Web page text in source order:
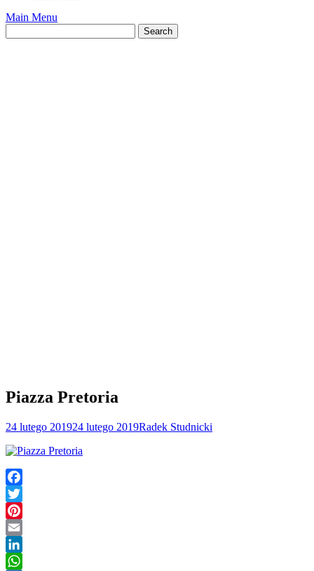
Main Menu
Piazza Pretoria
24 lutego 201924 lutego 2019Radek Studnicki
Facebook
Twitter
Pinterest
Email
LinkedIn